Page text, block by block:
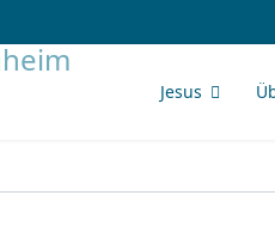
Jesus